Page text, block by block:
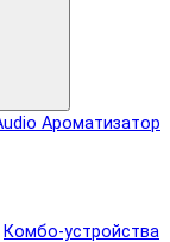
Ароматизатор
Комбо-устройства